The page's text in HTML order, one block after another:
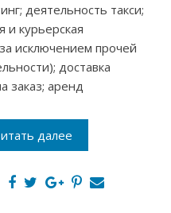
деятельность такси;
и курьерская
исключением прочей
доставка
заказ; аренд
далее